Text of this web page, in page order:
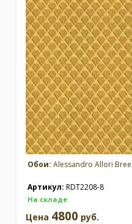
Личный
Москва
Заказать
Обои: Alessandro Allori
Артикул: RDT2208-8
На складе
Цена 4800 руб.